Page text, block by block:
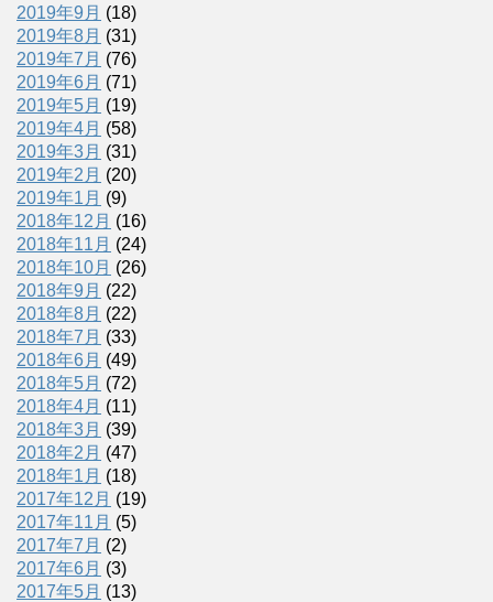
2019年9月 (18)
2019年8月 (31)
2019年7月 (76)
2019年6月 (71)
2019年5月 (19)
2019年4月 (58)
2019年3月 (31)
2019年2月 (20)
2019年1月 (9)
2018年12月 (16)
2018年11月 (24)
2018年10月 (26)
2018年9月 (22)
2018年8月 (22)
2018年7月 (33)
2018年6月 (49)
2018年5月 (72)
2018年4月 (11)
2018年3月 (39)
2018年2月 (47)
2018年1月 (18)
2017年12月 (19)
2017年11月 (5)
2017年7月 (2)
2017年6月 (3)
2017年5月 (13)